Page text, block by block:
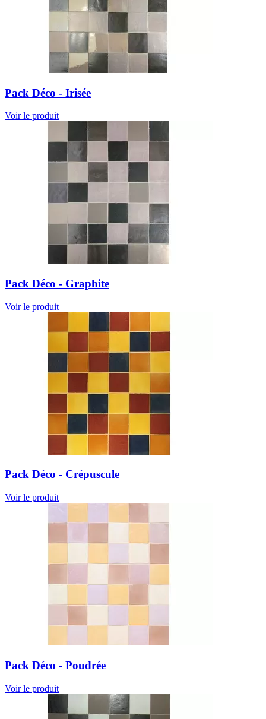
Pack Déco - Irisée
Voir le produit
Pack Déco - Graphite
Voir le produit
Pack Déco - Crépuscule
Voir le produit
Pack Déco - Poudrée
Voir le produit